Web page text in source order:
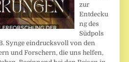
zur
Entdecku
ng des
Südpols
Synge eindrucksvoll von den
und Forschern, die uns helfen,